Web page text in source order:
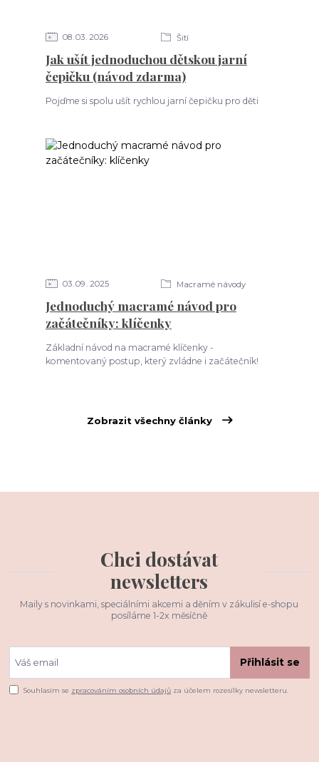
08 03 2026 Šití
Jak ušít jednoduchou dětskou jarní
čepičku (návod zdarma)
Pojďme si spolu ušít rychlou jarní čepičku pro děti
03 09 2025 Macramé návody
Jednoduchý macramé návod pro
začátečníky: klíčenky
Základní návod na macramé klíčenky -
komentovaný postup, který zvládne i začátečník!
Zobrazit všechny články
Chci dostávat
newsletters
Maily s novinkami, speciálními akcemi a děním v zákulisí e-shopu
posíláme 1-2x měsíčně
Přihlásit se
Souhlasím se zpracováním osobních údajů za účelem rozesílky newsletteru.